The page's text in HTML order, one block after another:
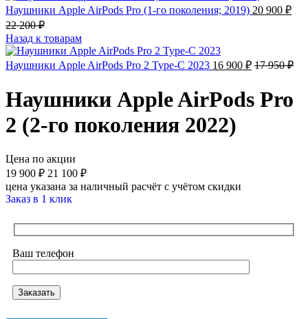
Наушники Apple AirPods Pro (1-го поколения; 2019) 20 900 ₽
22 200₽
Назад к товарам
Наушники Apple AirPods Pro 2 Type-C 2023 16 900 ₽ 17 950₽
Наушники Apple AirPods Pro
2 (2-го поколения 2022)
Цена по акции
19 900 ₽ 21 100 ₽
цена указана за наличный расчёт с учётом скидки
Заказ в 1 клик
Ваш телефон